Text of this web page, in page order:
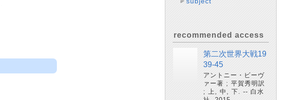
recommended access
第二次世界大戦19
39-45
アントニー・ビーヴ
ァー著 ; 平賀秀明訳
; 上, 中, 下. -- 白水